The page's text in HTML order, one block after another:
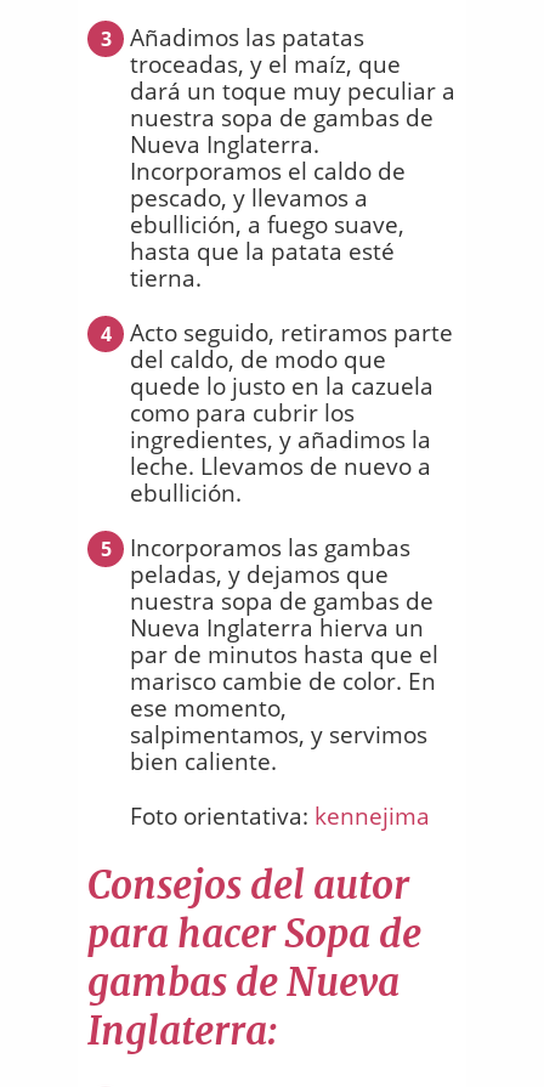
3
Añadimos las patatas
troceadas, y el maíz, que
dará un toque muy peculiar a
nuestra sopa de gambas de
Nueva Inglaterra.
Incorporamos el caldo de
pescado, y llevamos a
ebullición, a fuego suave,
hasta que la patata esté
tierna.
4
Acto seguido, retiramos parte
del caldo, de modo que
quede lo justo en la cazuela
como para cubrir los
ingredientes, y añadimos la
leche. Llevamos de nuevo a
ebullición.
5
Incorporamos las gambas
peladas, y dejamos que
nuestra sopa de gambas de
Nueva Inglaterra hierva un
par de minutos hasta que el
marisco cambie de color. En
ese momento,
salpimentamos, y servimos
bien caliente.
Foto orientativa: kennejima
Consejos del autor
para hacer Sopa de
gambas de Nueva
Inglaterra: